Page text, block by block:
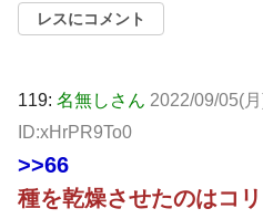
レスにコメント
119: 名無しさん 2022/09/05(
ID:xHrPR9To0
>>66
種を乾燥させたのはコ